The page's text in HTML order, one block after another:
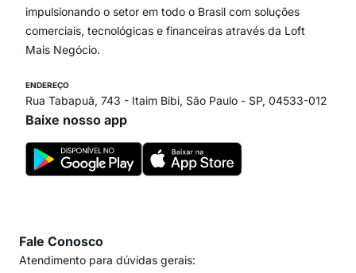
Itaim Bibi
impulsionando o setor em todo o Brasil com soluções
comerciais, tecnológicas e financeiras através da Loft
Mais Negócio.
ENDEREÇO
Rua Tabapuã, 743 - Itaim Bibi, São Paulo - SP, 04533-012
Baixe nosso app
Fale Conosco
Atendimento para dúvidas gerais: